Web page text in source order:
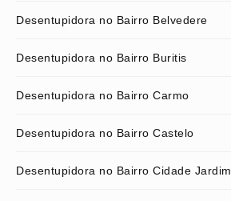
Desentupidora no Bairro Belvedere
Desentupidora no Bairro Buritis
Desentupidora no Bairro Carmo
Desentupidora no Bairro Castelo
Desentupidora no Bairro Cidade Jardim